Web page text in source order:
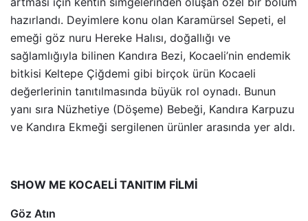
hazırlandı. Deyimlere konu olan Karamürsel Sepeti, el
emeği göz nuru Hereke Halısı, doğallığı ve
sağlamlığıyla bilinen Kandıra Bezi, Kocaeli’nin endemik
bitkisi Keltepe Çiğdemi gibi birçok ürün Kocaeli
değerlerinin tanıtılmasında büyük rol oynadı. Bunun
yanı sıra Nüzhetiye (Döşeme) Bebeği, Kandıra Karpuzu
ve Kandıra Ekmeği sergilenen ürünler arasında yer aldı.
SHOW ME KOCAELİ TANITIM FİLMİ
Göz Atın